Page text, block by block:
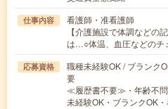
仕事内容
看護師・准看護師
【介護施設で体調などの
は…○体温、血圧などの
応募資格
職種未経験OK / ブランク
要
≪履歴書不要≫・年齢不問
未経験OK・ブランクOK